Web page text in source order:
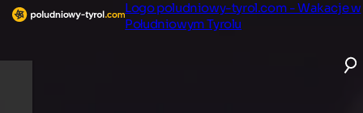
Logo poludniowy-tyrol.com - Wakacje w
Południowym Tyrolu